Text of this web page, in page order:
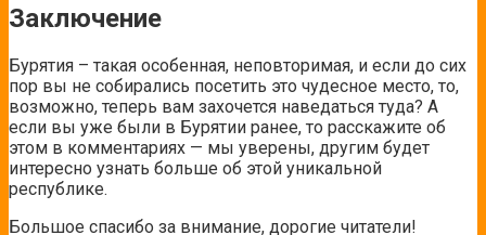
Заключение
Бурятия – такая особенная, неповторимая, и если до сих
пор вы не собирались посетить это чудесное место, то,
возможно, теперь вам захочется наведаться туда? А
если вы уже были в Бурятии ранее, то расскажите об
этом в комментариях — мы уверены, другим будет
интересно узнать больше об этой уникальной
республике.
Большое спасибо за внимание, дорогие читатели!